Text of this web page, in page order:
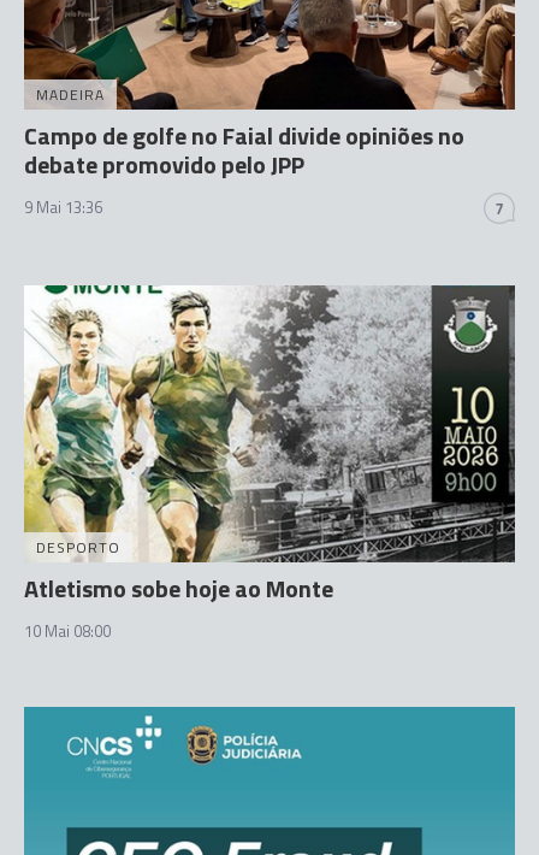
MADEIRA
Campo de golfe no Faial divide opiniões no
debate promovido pelo JPP
9 Mai 13:36 7
DESPORTO
Atletismo sobe hoje ao Monte
10 Mai 08:00